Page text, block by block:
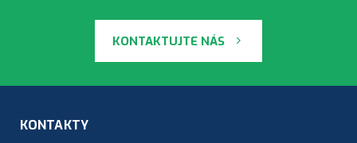
KONTAKTUJTE NÁS
KONTAKTY